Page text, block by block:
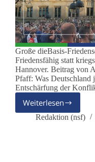
Große dieBasis-
Friedensfähig statt
Hannover. Beitrag von
Pfaff: Was Deutschland
Entschärfung der
WeiterlesenStellungnahme
zur
Redaktion (nsf)